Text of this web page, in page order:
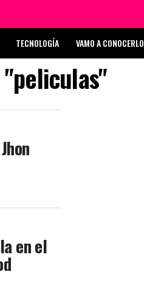
TECNOLOGÍA VAMO A CONOCERLO
"peliculas"
en el